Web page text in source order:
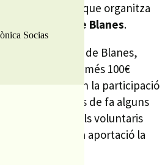
Socias
popular d‘estiu que organitza
el Càncer de Blanes.
l’Ajuntament de Blanes,
, només 100€
i la davallada en la participació
recaptació des de fa alguns
han agraït tant als voluntaris
han fet alguna aportació la